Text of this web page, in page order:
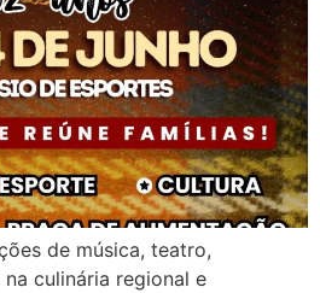
de música, teatro,
culinária regional e